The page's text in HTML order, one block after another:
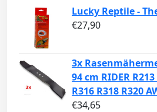
Lucky Reptile -
€27,90
3x
94 cm RIDER
R316 R318 R320
€34,65